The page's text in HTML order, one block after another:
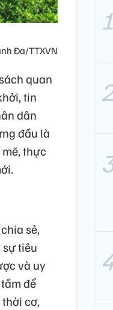
Đa/TTXVN
quan
tin
dân
đầu là
thực
sẻ,
tiêu
và uy
để
cơ,